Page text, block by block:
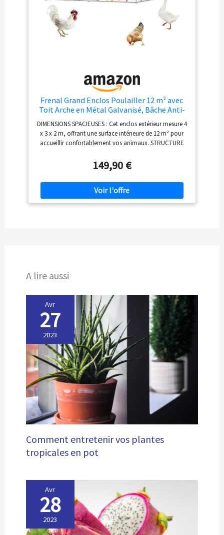
Frenal Grand Enclos Poulailler 12 m² avec
Toit Arche en Métal Galvanisé, Bâche Anti-
UV et Porte Sécurisée – Volière Extérieure et
Parc Grillagé pour Poules, Canards et Petits
Animaux – 4 x 3 x 2 m
DIMENSIONS SPACIEUSES : Cet enclos extérieur mesure 4
x 3 x 2 m, offrant une surface intérieure de 12 m² pour
accueillir confortablement vos animaux. STRUCTURE
rouille et filet PE, garantissant solidité et résistance
durable aux intempéries extérieures. BÂCHE
IMPERMÉABLE INCLUSE : La canopée en PE de 1,95 x 3,4
m protège vos animaux de la pluie et du soleil grâce à
son toit arrondi anti-UV. PORTE VERROUILLABLE :
149,90 €
A lire aussi
Avr
27
2023
Comment entretenir vos plantes
tropicales en pot
Avr
28
2023